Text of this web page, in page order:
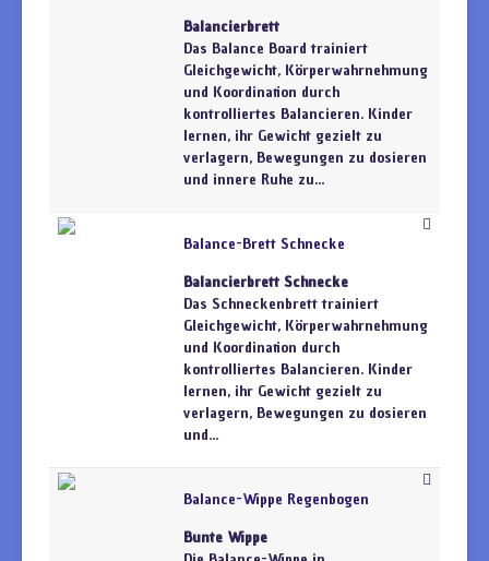
Balancierbrett
Das Balance Board trainiert
Gleichgewicht, Körperwahrnehmung
und Koordination durch
kontrolliertes Balancieren. Kinder
lernen, ihr Gewicht gezielt zu
verlagern, Bewegungen zu dosieren
und innere Ruhe zu...
Balance-Brett Schnecke
Balancierbrett Schnecke
Das Schneckenbrett trainiert
Gleichgewicht, Körperwahrnehmung
und Koordination durch
kontrolliertes Balancieren. Kinder
lernen, ihr Gewicht gezielt zu
verlagern, Bewegungen zu dosieren
und...
Balance-Wippe Regenbogen
Bunte Wippe